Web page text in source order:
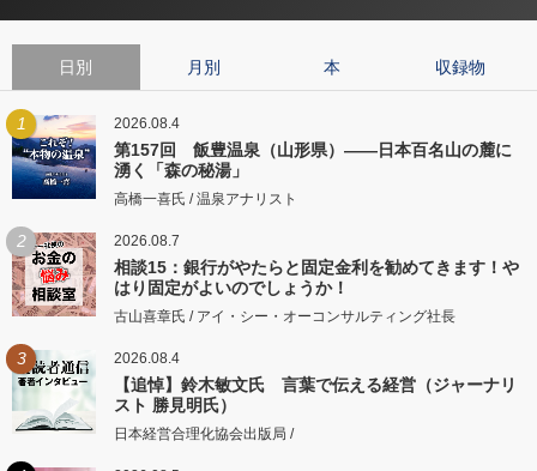
日別 月別 本 収録物
1 2026.08.4
第157回 飯豊温泉（山形県）――日本百名山の麓に
湧く「森の秘湯」
高橋一喜氏 / 温泉アナリスト
2 2026.08.7
相談15：銀行がやたらと固定金利を勧めてきます！や
はり固定がよいのでしょうか！
古山喜章氏 / アイ・シー・オーコンサルティング社長
3 2026.08.4
【追悼】鈴木敏文氏 言葉で伝える経営（ジャーナリ
スト 勝見明氏）
日本経営合理化協会出版局 /